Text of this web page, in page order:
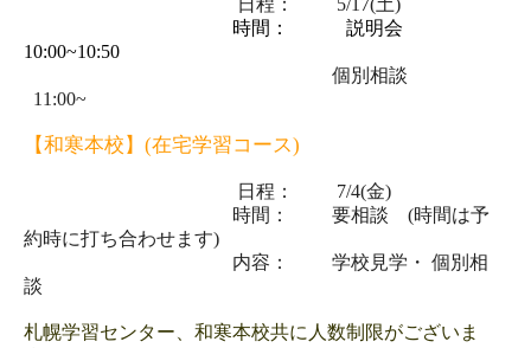
日程： 5/17(土)
時間： 説明会
10:00~10:50
個別相談
11:00~
【和寒本校】(在宅学習コース)
日程： 7/4(金)
時間： 要相談 (時間は予
約時に打ち合わせます)
内容： 学校見学・ 個別相
談
札幌学習センター、和寒本校共に人数制限がございま